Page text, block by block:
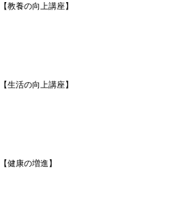
教養の向上講座】
生活の向上講座】
健康の増進】